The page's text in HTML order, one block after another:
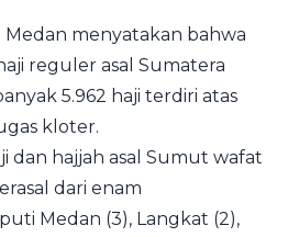
Medan menyatakan bahwa
reguler asal Sumatera
5.962 haji terdiri atas
kloter.
dan hajjah asal Sumut wafat
dari enam
Medan (3), Langkat (2),